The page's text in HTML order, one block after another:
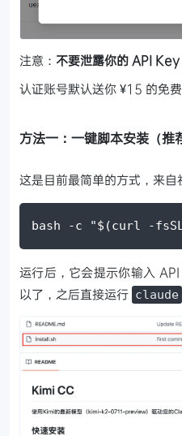
注意： 不要泄露你的 API Key
认证账号默认送你 ¥15 的免
方法一：一键脚本安装（推
这是目前最简单的方式，来自
bash -c "$(curl -
运行后，它会提示你输入
以了，之后直接运行 claude